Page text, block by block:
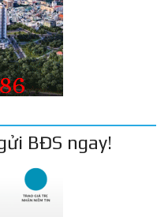
BĐS ngay!